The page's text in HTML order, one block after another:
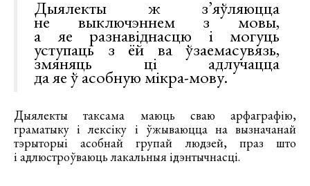
Дыялекты ж з’яўляюцца
не выключэннем з мовы,
а яе разнавіднасцю і могуць
уступаць з ёй ва ўзаемасувязь,
змяняць ці адлучацца
да яе ў асобную мікра-мову.
Дыялекты таксама маюць сваю арфаграфію,
граматыку і лексіку і ўжываюцца на вызначанай
тэрыторыі асобнай групай людзей, праз што
і адлюстроўваюць лакальныя ідэнтычнасці.